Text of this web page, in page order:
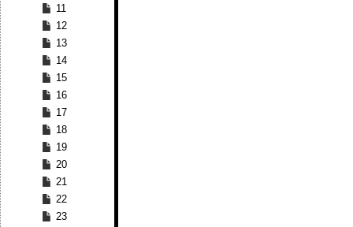
11
12
13
14
15
16
17
18
19
20
21
22
23